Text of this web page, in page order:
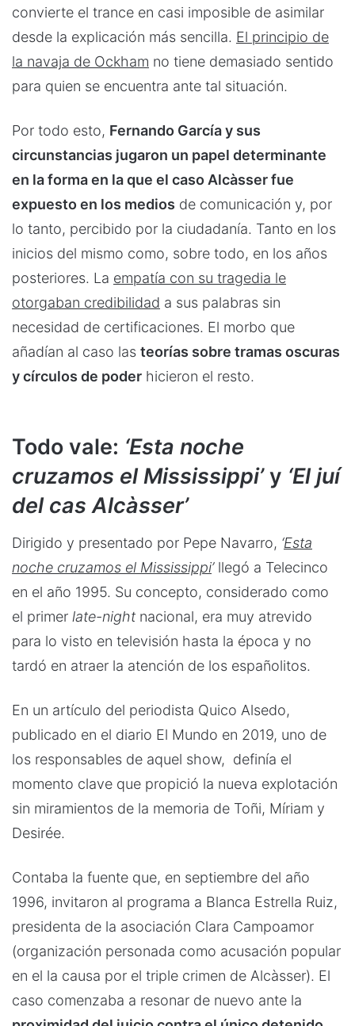
convierte el trance en casi imposible de asimilar
desde la explicación más sencilla. El principio de
la navaja de Ockham no tiene demasiado sentido
para quien se encuentra ante tal situación.
Por todo esto, Fernando García y sus
circunstancias jugaron un papel determinante
en la forma en la que el caso Alcàsser fue
expuesto en los medios de comunicación y, por
lo tanto, percibido por la ciudadanía. Tanto en los
inicios del mismo como, sobre todo, en los años
posteriores. La empatía con su tragedia le
otorgaban credibilidad a sus palabras sin
necesidad de certificaciones. El morbo que
añadían al caso las teorías sobre tramas oscuras
y círculos de poder hicieron el resto.
Todo vale: ‘Esta noche
cruzamos el Mississippi’y ‘El juí
del cas Alcàsser’
Dirigido y presentado por Pepe Navarro, ‘Esta
noche cruzamos el Mississippi’ llegó a Telecinco
en el año 1995. Su concepto, considerado como
el primer late-night nacional, era muy atrevido
para lo visto en televisión hasta la época y no
tardó en atraer la atención de los españolitos.
En un artículo del periodista Quico Alsedo,
publicado en el diario El Mundo en 2019, uno de
los responsables de aquel show, definía el
momento clave que propició la nueva explotación
sin miramientos de la memoria de Toñi, Míriam y
Desirée.
Contaba la fuente que, en septiembre del año
1996, invitaron al programa a Blanca Estrella Ruiz,
presidenta de la asociación Clara Campoamor
(organización personada como acusación popular
en el la causa por el triple crimen de Alcàsser). El
caso comenzaba a resonar de nuevo ante la